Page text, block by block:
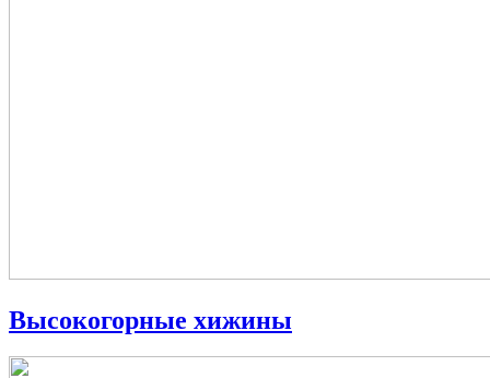
Высокогорные хижины